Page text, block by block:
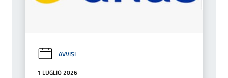
AVVISI
1 LUGLIO 2026